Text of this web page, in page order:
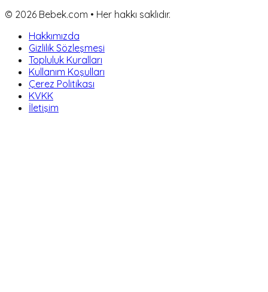
© 2026 Bebek.com • Her hakkı saklıdır.
Hakkımızda
Gizlilik Sözleşmesi
Topluluk Kuralları
Kullanım Koşulları
Çerez Politikası
KVKK
İletişim